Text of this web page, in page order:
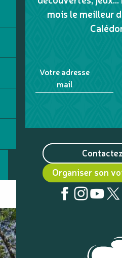
mois le meilleur
Votre adresse
mail
Organiser son